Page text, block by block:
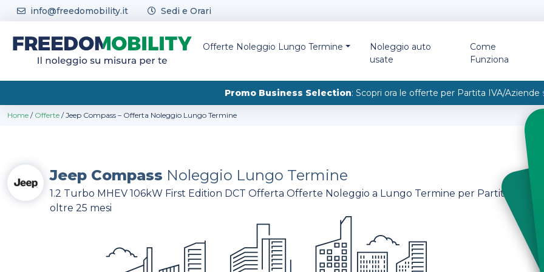
Skip to content
info@freedomobility.it Sedi e Orari
Offerte Noleggio Lungo Termine
Noleggio auto
usate
Come
Funziona
Promo Business Selection: Scopri ora le offerte per Partita IVA/Aziende
Home / Offerte /Jeep Compass – Offerta Noleggio Lungo Termine
Jeep Compass Noleggio Lungo Termine
1.2 Turbo MHEV 106kW First Edition DCT Offerta Offerte Noleggio a Lungo Termine per Partita IVA -
oltre 25 mesi